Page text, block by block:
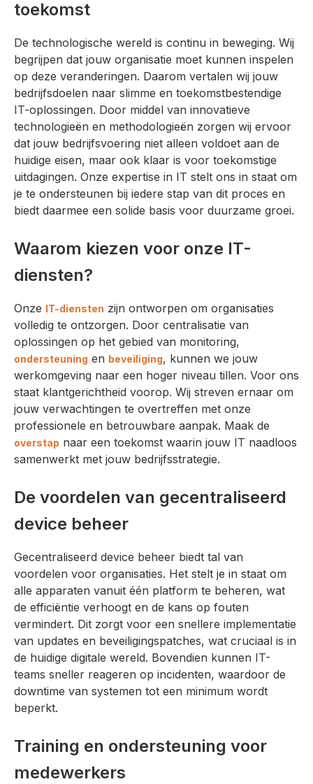
toekomst
De technologische wereld is continu in beweging. Wij
begrijpen dat jouw organisatie moet kunnen inspelen
op deze veranderingen. Daarom vertalen wij jouw
bedrijfsdoelen naar slimme en toekomstbestendige
IT-oplossingen. Door middel van innovatieve
technologieën en methodologieën zorgen wij ervoor
dat jouw bedrijfsvoering niet alleen voldoet aan de
huidige eisen, maar ook klaar is voor toekomstige
uitdagingen. Onze expertise in IT stelt ons in staat om
je te ondersteunen bij iedere stap van dit proces en
biedt daarmee een solide basis voor duurzame groei.
Waarom kiezen voor onze IT-
diensten?
Onze IT-diensten zijn ontworpen om organisaties
volledig te ontzorgen. Door centralisatie van
oplossingen op het gebied van monitoring,
ondersteuning en beveiliging, kunnen we jouw
werkomgeving naar een hoger niveau tillen. Voor ons
staat klantgerichtheid voorop. Wij streven ernaar om
jouw verwachtingen te overtreffen met onze
professionele en betrouwbare aanpak. Maak de
overstap naar een toekomst waarin jouw IT naadloos
samenwerkt met jouw bedrijfsstrategie.
De voordelen van gecentraliseerd
device beheer
Gecentraliseerd device beheer biedt tal van
voordelen voor organisaties. Het stelt je in staat om
alle apparaten vanuit één platform te beheren, wat
de efficiëntie verhoogt en de kans op fouten
vermindert. Dit zorgt voor een snellere implementatie
van updates en beveiligingspatches, wat cruciaal is in
de huidige digitale wereld. Bovendien kunnen IT-
teams sneller reageren op incidenten, waardoor de
downtime van systemen tot een minimum wordt
beperkt.
Training en ondersteuning voor
medewerkers